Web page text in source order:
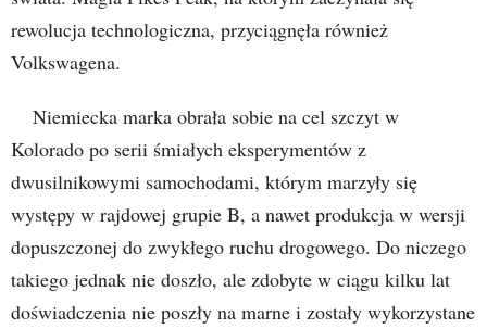
rewolucja technologiczna, przyciągnęła również
Volkswagena.
Niemiecka marka obrała sobie na cel szczyt w
Kolorado po serii śmiałych eksperymentów z
dwusilnikowymi samochodami, którym marzyły się
występy w rajdowej grupie B, a nawet produkcja w wersji
dopuszczonej do zwykłego ruchu drogowego. Do niczego
takiego jednak nie doszło, ale zdobyte w ciągu kilku lat
doświadczenia nie poszły na marne i zostały wykorzystane